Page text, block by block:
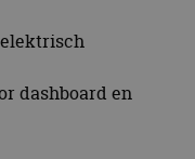
dashboard en